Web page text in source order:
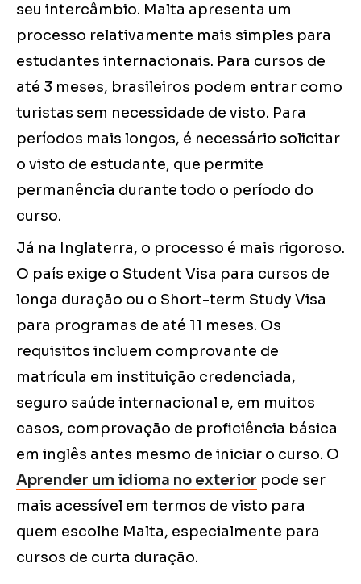
seu intercâmbio. Malta apresenta um
processo relativamente mais simples para
estudantes internacionais. Para cursos de
até 3 meses, brasileiros podem entrar como
turistas sem necessidade de visto. Para
períodos mais longos, é necessário solicitar
o visto de estudante, que permite
permanência durante todo o período do
curso.
Já na Inglaterra, o processo é mais rigoroso.
O país exige o Student Visa para cursos de
longa duração ou o Short-term Study Visa
para programas de até 11 meses. Os
requisitos incluem comprovante de
matrícula em instituição credenciada,
seguro saúde internacional e, em muitos
casos, comprovação de proficiência básica
em inglês antes mesmo de iniciar o curso. O
Aprender um idioma no exterior pode ser
mais acessível em termos de visto para
quem escolhe Malta, especialmente para
cursos de curta duração.